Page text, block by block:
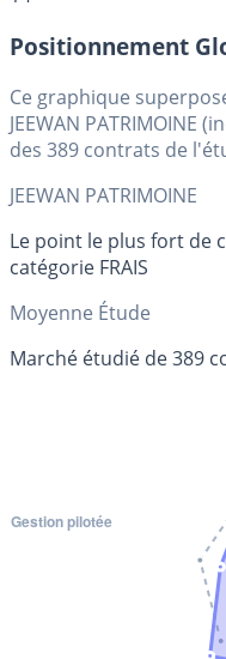
Positionnement
Ce graphique
JEEWAN PATRIMOINE
des 389 contrats de
JEEWAN PATRIMOINE
Le point le plus fort de
catégorie FRAIS
Moyenne Étude
Marché étudié de 389